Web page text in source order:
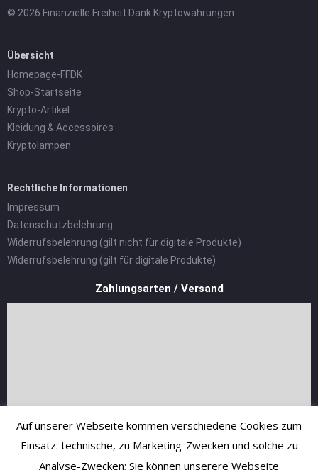
© 2026 Finanzielle Freiheit Dank Kryptowährungen
Übersicht
Homepage-FFDK
Shop-Startseite
Krypto-Artikel
Kleidung & Accessoires
Kryptolampen
Rechtliche Informationen
Impressum
Datenschutzbelehrung
Widerrufsbelehrung (gilt nicht für digitale Produkte)
Widerrufsbelehrung (gilt für digitale Produkte)
Zahlungsarten / Versand
Auf unserer Webseite kommen verschiedene Cookies zum
Einsatz: technische, zu Marketing-Zwecken und solche zu
Analyse-Zwecken; Sie können unserere Webseite